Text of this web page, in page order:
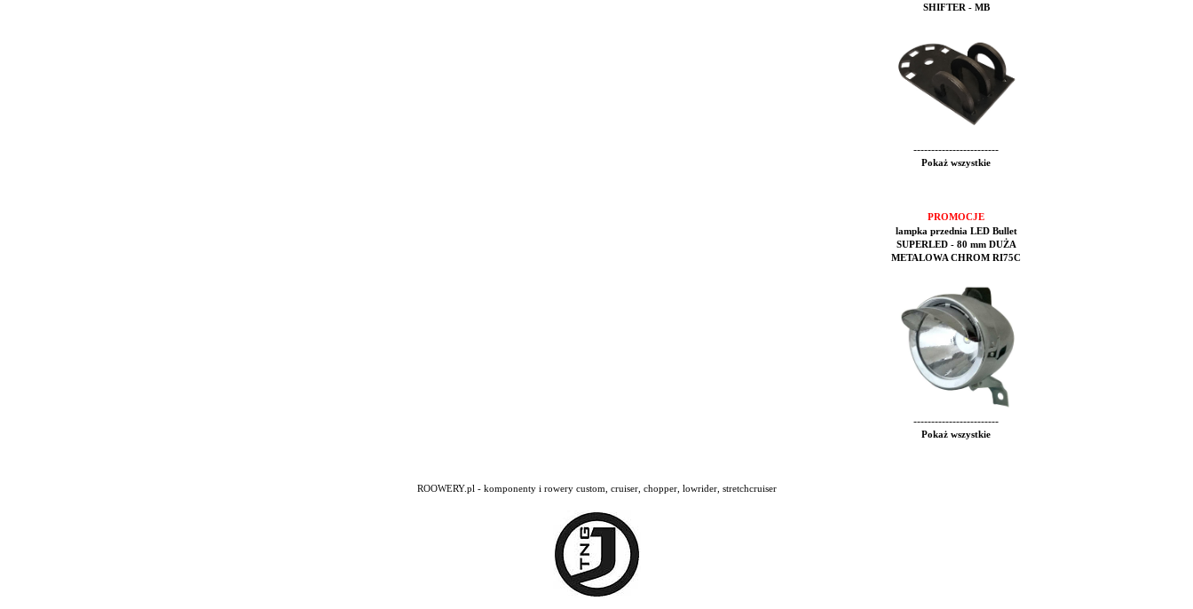
SHIFTER - MB
------------------------
Pokaż wszystkie
PROMOCJE
lampka przednia LED Bullet
SUPERLED - 80 mm DUŻA
METALOWA CHROM RI75C
------------------------
Pokaż wszystkie
ROOWERY.pl - komponenty i rowery custom, cruiser, chopper, lowrider, stretchcruiser